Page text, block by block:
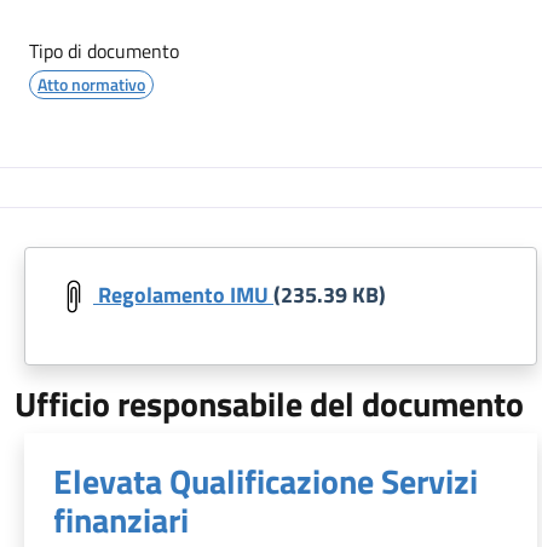
Tipo di documento
Atto normativo
Regolamento IMU(235.39 KB)
Ufficio responsabile del documento
Elevata Qualificazione Servizi
finanziari